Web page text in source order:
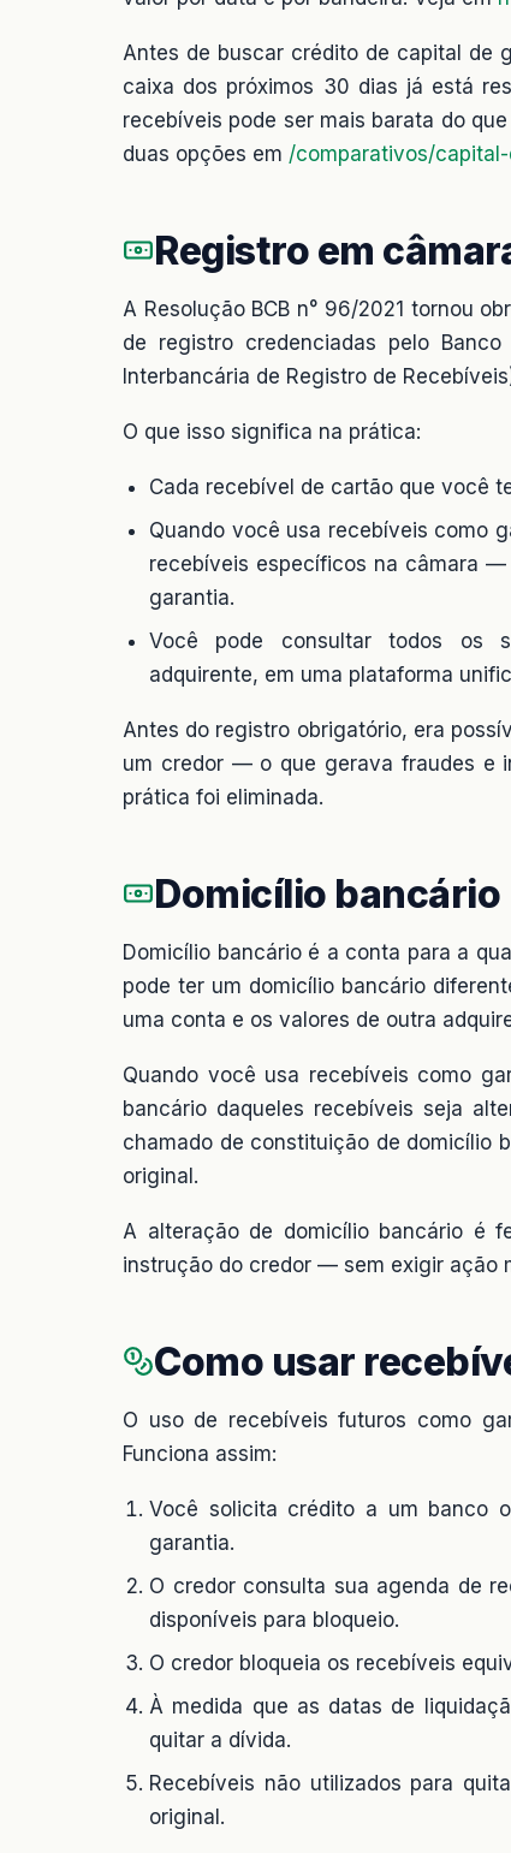
Antes de buscar crédito de capital de
caixa dos próximos 30 dias já está
recebíveis pode ser mais barata do
duas opções em /comparativos/
Registro em
A Resolução BCB n° 96/2021 tornou
de registro credenciadas pelo Banco
Interbancária de Registro de
O que isso significa na prática:
Cada recebível de cartão que você
Quando você usa recebíveis como
recebíveis específicos na câmara
garantia.
Você pode consultar todos os
adquirente, em uma plataforma
Antes do registro obrigatório, era
um credor — o que gerava fraudes e
prática foi eliminada.
Domicílio bancário
Domicílio bancário é a conta para a
pode ter um domicílio bancário
uma conta e os valores de outra
Quando você usa recebíveis como
bancário daqueles recebíveis seja
chamado de constituição de domicílio
original.
A alteração de domicílio bancário é
instrução do credor — sem exigir ação
Como usar
O uso de recebíveis futuros como
Funciona assim:
Você solicita crédito a um banco
garantia.
O credor consulta sua agenda de
disponíveis para bloqueio.
O credor bloqueia os recebíveis
À medida que as datas de
quitar a dívida.
Recebíveis não utilizados para
original.